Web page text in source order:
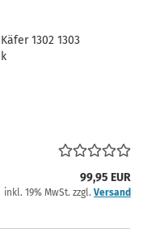
1302 1303
99,95 EUR
inkl. 19% MwSt. zzgl. Versand